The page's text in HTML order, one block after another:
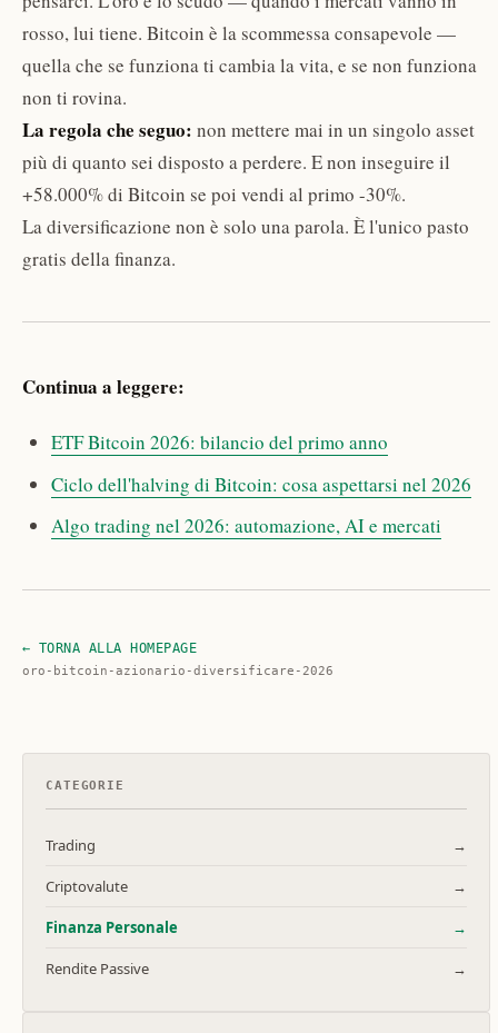
rosso, lui tiene. Bitcoin è la scommessa consapevole —
quella che se funziona ti cambia la vita, e se non funziona
non ti rovina.
La regola che seguo: non mettere mai in un singolo asset
più di quanto sei disposto a perdere. E non inseguire il
+58.000% di Bitcoin se poi vendi al primo -30%.
La diversificazione non è solo una parola. È l'unico pasto
gratis della finanza.
Continua a leggere:
ETF Bitcoin 2026: bilancio del primo anno
Ciclo dell'halving di Bitcoin: cosa aspettarsi nel 2026
Algo trading nel 2026: automazione, AI e mercati
← TORNA ALLA HOMEPAGE
oro-bitcoin-azionario-diversificare-2026
CATEGORIE
Trading →
Criptovalute →
Finanza Personale →
Rendite Passive →